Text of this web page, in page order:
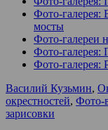
Фото-
мосты
Фото-галереи
Фото-галерея:
Фото-галерея:
Василий Кузьмин,
окрестностей, Фото-
зарисовки